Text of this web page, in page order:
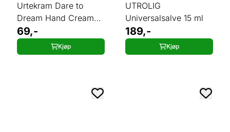
Urtekram Dare to
Dream Hand Cream
Soft Wild Rose 75 ml
69,-
Kjøp
UTROLIG
Universalsalve 15 ml
189,-
Kjøp